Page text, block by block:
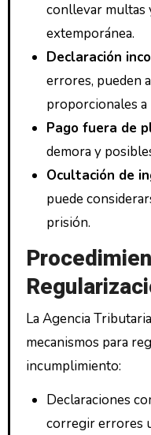
conllevar multas
extemporánea.
Declaración
errores, pueden
proporcionales a
Pago fuera de
demora y
Ocultación de
puede
prisión.
La Agencia
mecanismos para
incumplimiento:
Declaraciones
corregir errores